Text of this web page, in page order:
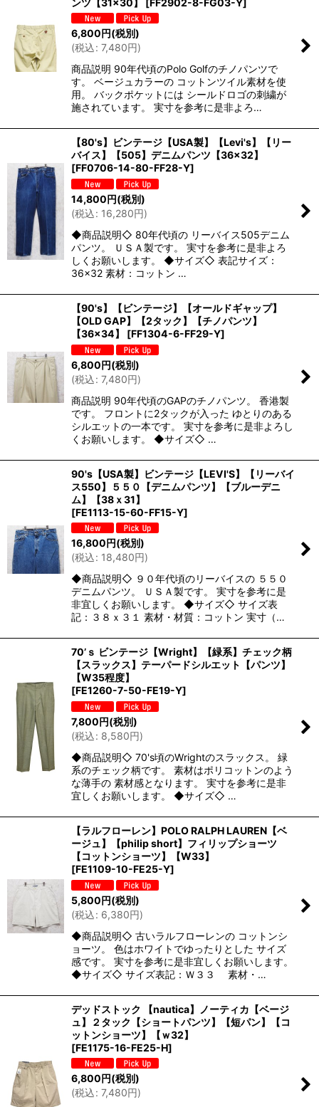
6,800円(税別)
(税込: 7,480円)
商品説明 90年代頃のPolo Golfのチノパンツで
す。 ベージュカラーの コットンツイル素材を使
用。 バックポケットには シールドロゴの刺繍が
施されています。 実寸を参考に是非よろ…
【80's】ビンテージ【USA製】【Levi's】【リー
バイス】【505】デニムパンツ【36×32】
[FF0706-14-80-FF28-Y]
14,800円(税別)
(税込: 16,280円)
◆商品説明◇ 80年代頃の リーバイス505デニム
パンツ。 ＵＳＡ製です。 実寸を参考に是非よろ
しくお願いします。 ◆サイズ◇ 表記サイズ：
36×32 素材：コットン …
【90's】【ビンテージ】【オールドギャップ】
【OLD GAP】【2タック】【チノパンツ】
【36×34】
[FF1304-6-FF29-Y]
6,800円(税別)
(税込: 7,480円)
商品説明 90年代頃のGAPのチノパンツ。 香港製
です。 フロントに2タックが入った ゆとりのある
シルエットの一本です。 実寸を参考に是非よろし
くお願いします。 ◆サイズ◇ …
90's【USA製】ビンテージ【LEVI'S】【リーバイ
ス550】５５０【デニムパンツ】【ブルーデニ
ム】【38ｘ31】
[FE1113-15-60-FF15-Y]
16,800円(税別)
(税込: 18,480円)
◆商品説明◇ ９０年代頃のリーバイスの ５５０
デニムパンツ。 ＵＳＡ製です。 実寸を参考に是
非宜しくお願いします。 ◆サイズ◇ サイズ表
記：３８ｘ３１ 素材・材質：コットン 実寸（…
70’ｓ ビンテージ【Wright】【緑系】チェック柄
【スラックス】テーパードシルエット【パンツ】
【W35程度】
[FE1260-7-50-FE19-Y]
7,800円(税別)
(税込: 8,580円)
◆商品説明◇ 70's頃のWrightのスラックス。 緑
系のチェック柄です。 素材はポリコットンのよう
な薄手の 素材感となります。 実寸を参考に是非
宜しくお願いします。 ◆サイズ◇ …
【ラルフローレン】POLO RALPH LAUREN【ベ
ージュ】【philip short】フィリップショーツ
【コットンショーツ】【W33】
[FE1109-10-FE25-Y]
5,800円(税別)
(税込: 6,380円)
◆商品説明◇ 古いラルフローレンの コットンシ
ョーツ。 色はホワイトでゆったりとした サイズ
感です。 実寸を参考に是非宜しくお願いします。
◆サイズ◇ サイズ表記：Ｗ３３ 素材・…
デッドストック 【nautica】ノーティカ【ベージ
ュ】２タック【ショートパンツ】【短パン】【コ
ットンショーツ】【ｗ32】
[FE1175-16-FE25-H]
6,800円(税別)
(税込: 7,480円)